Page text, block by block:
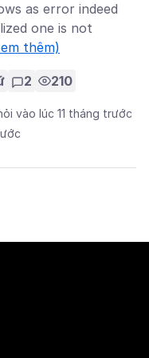
as error indeed
one is not
thêm)
2 210
vào lúc 11 tháng trước